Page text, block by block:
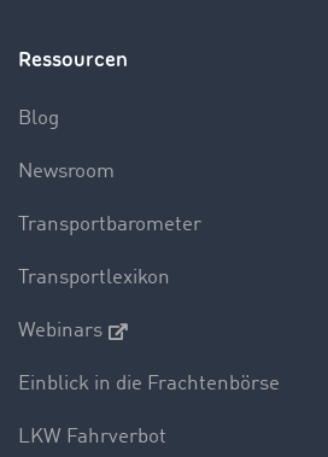
Ressourcen
Blog
Newsroom
Transportbarometer
Transportlexikon
Webinars
Einblick in die Frachtenbörse
LKW Fahrverbot